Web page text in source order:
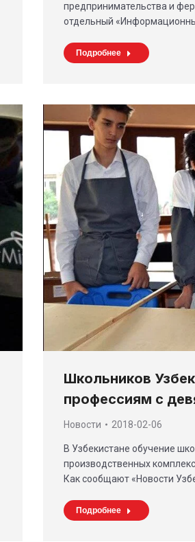
предпринимательства и
отдельный
Подробнее
Школьников
профессиям с
Новости 2018-02-06
В Узбекистане обучение
производственных
Как сообщают «Новости
Подробнее